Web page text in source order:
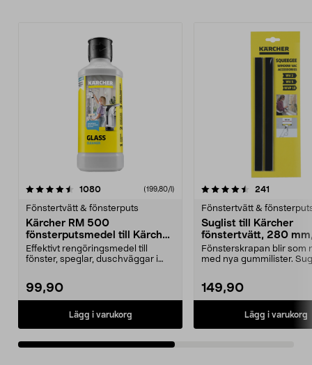
1080recensioner(199,80/l)
Fönstertvätt & fönsterputs
Kärcher RM 500
fönsterputsmedel till Kärcher
fönstertvätt
Effektivt rengöringsmedel till
fönster, speglar, duschväggar i
99,90
Lägg i varukorg
4.5av 5 stjärnor 241
Fönstertvätt &
Suglist till Kärcher
fönstertvätt, 280
pack
Fönsterskrapan blir som
med nya gummilister.
149,90
Lägg i varukorg
3.5av 5 stjärnor